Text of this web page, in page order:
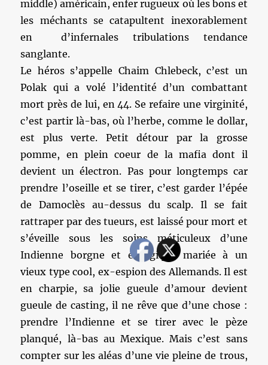
middle) américain, enfer rugueux où les bons et
les méchants se catapultent inexorablement
en d’infernales tribulations tendance
sanglante.
Le héros s’appelle Chaim Chlebeck, c’est un
Polak qui a volé l’identité d’un combattant
mort près de lui, en 44. Se refaire une virginité,
c’est partir là-bas, où l’herbe, comme le dollar,
est plus verte. Petit détour par la grosse
pomme, en plein coeur de la mafia dont il
devient un électron. Pas pour longtemps car
prendre l’oseille et se tirer, c’est garder l’épée
de Damoclès au-dessus du scalp. Il se fait
rattraper par des tueurs, est laissé pour mort et
s’éveille sous les soins méticuleux d’une
Indienne borgne et énergique mariée à un
vieux type cool, ex-espion des Allemands. Il est
en charpie, sa jolie gueule d’amour devient
gueule de casting, il ne rêve que d’une chose :
prendre l’Indienne et se tirer avec le pèze
planqué, là-bas au Mexique. Mais c’est sans
compter sur les aléas d’une vie pleine de trous,